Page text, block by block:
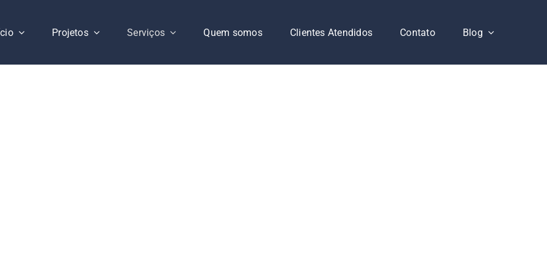
Projetos Serviços Quem somos Clientes Atendidos Contato Blog